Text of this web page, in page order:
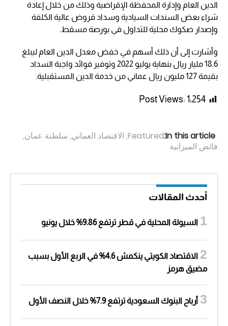
الدين العام وإدارة المحفظة الإقراضية وذلك من خلال إعادة
شراء بعض السندات السيادية وسداد قروض عالية الكلفة
وإصدار صكوك محلية للتداول في بورصة مسقط.
وأشارت إلى أن ذلك أسهم في خفض معدل الدين العام ليبلغ
18.6 مليار ريال بنهاية يوليو 2022 وتوفير فوائد واجبة السداد
بقيمة 127 مليون ريال عماني من خدمة الدين المستقبلية.
Post Views: 1٬254
In this article:
Featured
, الاقتصاد العماني, سلطنة عمان,
فائض الميزانية
أحدث المقالات
السيولة المحلية في قطر ترتفع 9.86% خلال يونيو
الاقتصاد الكويتي ينكمش 4.6% في الربع الأول بسبب
مضيق هرمز
أرباح البنوك السعودية ترتفع 7.9% خلال النصف الأول